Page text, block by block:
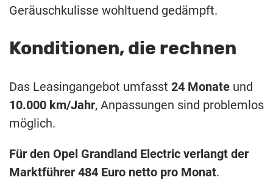
Geräuschkulisse wohltuend gedämpft.
Konditionen, die rechnen
Das Leasingangebot umfasst 24 Monate und
10.000 km/Jahr, Anpassungen sind problemlos
möglich.
Für den Opel Grandland Electric verlangt der
Marktführer 484 Euro netto pro Monat.